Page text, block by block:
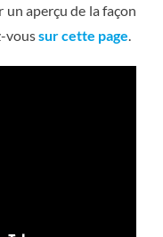
aperçu de la façon
voussur cette page